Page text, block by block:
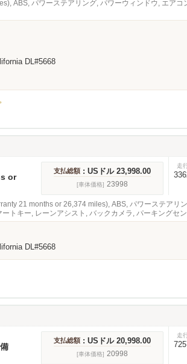
ABS, パワーステアリング, パワーウィンドウ, エアコ
DL#5668
or
支払総額 : USドル 23,998.00
[車体価格] 23998
走
21 months or 26,374 miles), ABS, パワーステアリ
トキー, レーンアシスト, バックカメラ, パーキングセ
キシステム, オーディオ
DL#5668
支払総額 : USドル 20,998.00
[車体価格] 20998
走